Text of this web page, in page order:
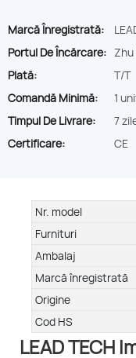
Marcă Înregistrată:
Portul De Încărcare: Zhu
Plată:
T/T
Comandă Minimă:
1
Timpul De Livrare:
7
Certificare:
CE
Nr. model
Furnituri
Ambalaj
Marcă înregistrată
Origine
Cod HS
LEAD TECH